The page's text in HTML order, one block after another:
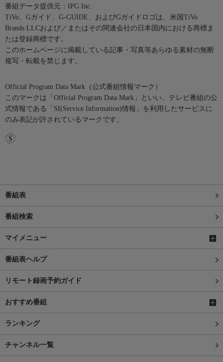
番組データ提供元：IPG Inc.
TiVo、Gガイド、G-GUIDE、およびGガイドロゴは、米国TiVo
Brands LLCおよび／またはその関連会社の日本国内における商標ま
たは登録商標です。
このホームページに掲載している記事・写真等あらゆる素材の無断
複写・転載を禁じます。
Official Program Data Mark（公式番組情報マーク）
このマークは「Official Program Data Mark」といい、テレビ番組の公
式情報である「SI(Service Information)情報」を利用したサービスに
のみ表記が許されているマークです。
番組表
番組検索
マイメニュー
番組表ヘルプ
リモート録画予約ガイド
おすすめ番組
ランキング
チャンネル一覧